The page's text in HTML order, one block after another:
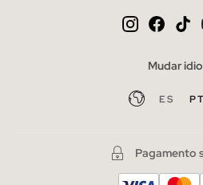
esportivos em algodão com
Você consegue pensar em uma
tornará seus dias um pouco menos
variedade e abra espaço para
Mudar
ES PT
Pagamento